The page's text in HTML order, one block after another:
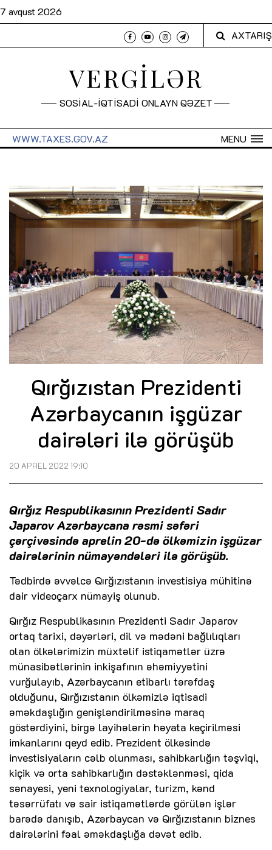
7 avqust 2026
AXTARIŞ
VERGİLƏR
SOSİAL-İQTİSADİ ONLAYN QƏZET
MENU
WWW.TAXES.GOV.AZ
Qırğızıstan Prezidenti
Azərbaycanın işgüzar
dairələri ilə görüşüb
20 APREL 2022 19:10
Qırğız Respublikasının Prezidenti Sadır
Japarov Azərbaycana rəsmi səfəri
çərçivəsində aprelin 20-də ölkəmizin işgüzar
dairələrinin nümayəndələri ilə görüşüb.
Tədbirdə əvvəlcə Qırğızıstanın investisiya mühitinə
dair videoçarx nümayiş olunub.
Qırğız Respublikasının Prezidenti Sadır Japarov
ortaq tarixi, dəyərləri, dil və mədəni bağlılıqları
olan ölkələrimizin müxtəlif istiqamətlər üzrə
münasibətlərinin inkişafının əhəmiyyətini
vurğulayıb, Azərbaycanın etibarlı tərəfdaş
olduğunu, Qırğızıstanın ölkəmizlə iqtisadi
əməkdaşlığın genişləndirilməsinə maraq
göstərdiyini, birgə layihələrin həyata keçirilməsi
imkanlarını qeyd edib. Prezident ölkəsində
investisiyaların cəlb olunması, sahibkarlığın təşviqi,
kiçik və orta sahibkarlığın dəstəklənməsi, qida
sənayesi, yeni texnologiyalar, turizm, kənd
təsərrüfatı və sair istiqamətlərdə görülən işlər
barədə danışıb, Azərbaycan və Qırğızıstanın biznes
dairələrini fəal əməkdaşlığa dəvət edib.